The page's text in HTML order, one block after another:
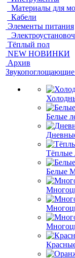
Материалы для
Кабели
Элементы питания
Тёплый пол
NEW НОВИНКИ
Архив
Белые
Тёплые
Белые